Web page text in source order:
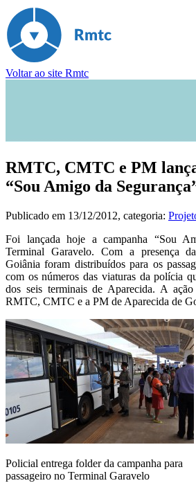
Voltar ao site Rmtc
RMTC, CMTC e PM
“Sou Amigo da
Publicado em 13/12/2012, categoria:
Foi lançada hoje a campanha “Sou
Terminal Garavelo. Com a presença
Goiânia foram distribuídos para os
com os números das viaturas da polícia
dos seis terminais de Aparecida. A
RMTC, CMTC e a PM de Aparecida de
Policial entrega folder da campanha para
passageiro no Terminal Garavelo